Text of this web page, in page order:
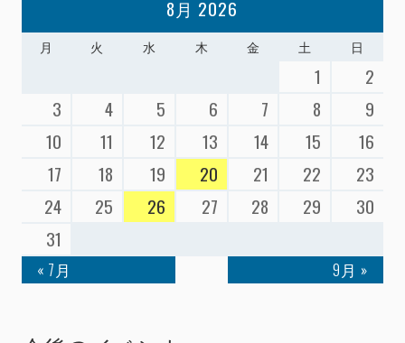
8月 2026
月 火 水 木 金 土 日
1
2
3
4 5 6 7 8
9
10
11 12 13 14 15
16
17
18 19 20 21 22
23
24
25 26 27 28 29
30
31
« 7月 9月 »